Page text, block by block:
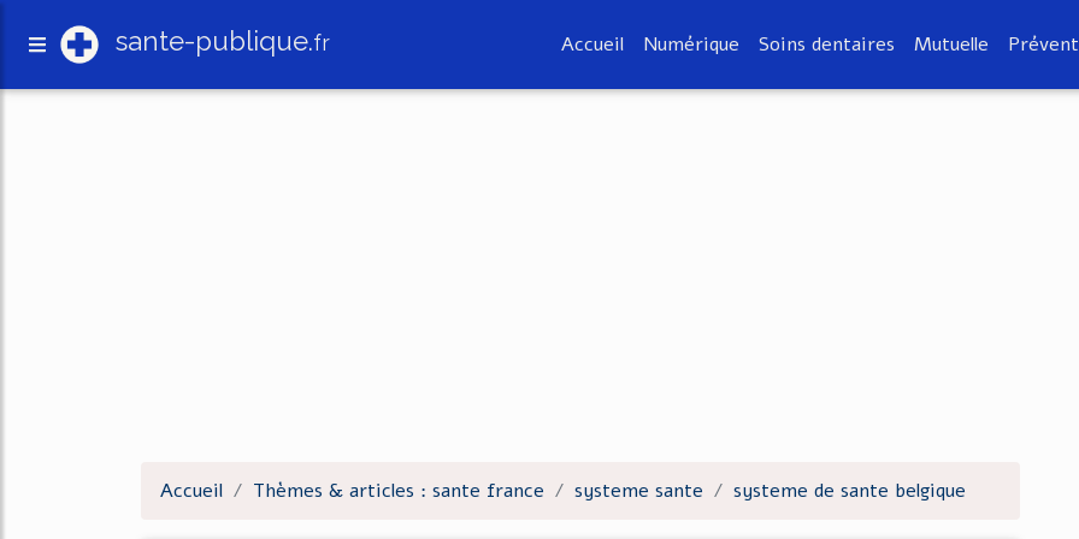
sante-publique.fr Accueil Numérique Soins dentaires Mutuelle
Accueil Thèmes & articles : sante france systeme sante systeme de sante belgique